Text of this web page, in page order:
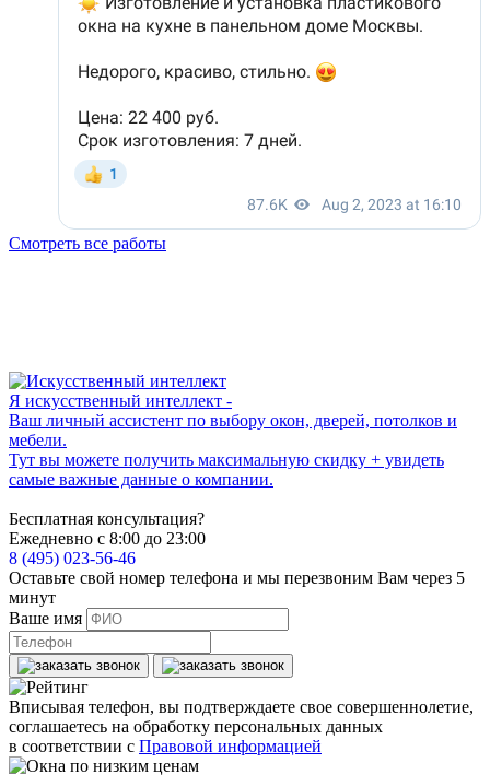
Смотреть все работы
Я искусственный интеллект -
Ваш личный ассистент по выбору окон, дверей, потолков и
мебели.
Тут вы можете получить максимальную скидку + увидеть
самые важные данные о компании.
Бесплатная консультация?
Ежедневно с 8:00 до 23:00
8 (495) 023-56-46
Оставьте свой номер телефона и мы перезвоним Вам через 5
минут
Ваше имя
Вписывая телефон, вы подтверждаете свое совершеннолетие,
соглашаетесь на обработку персональных данных
в соответствии с Правовой информацией